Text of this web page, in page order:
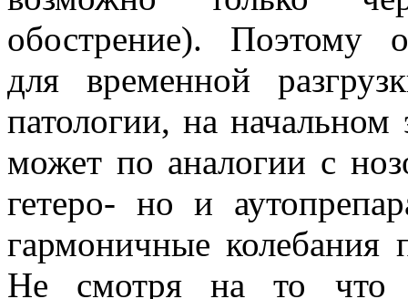
обострение). Поэтому
для временной
патологии, на начальном
может по аналогии с
гетеро- но и
гармоничные
Не смотря на то что